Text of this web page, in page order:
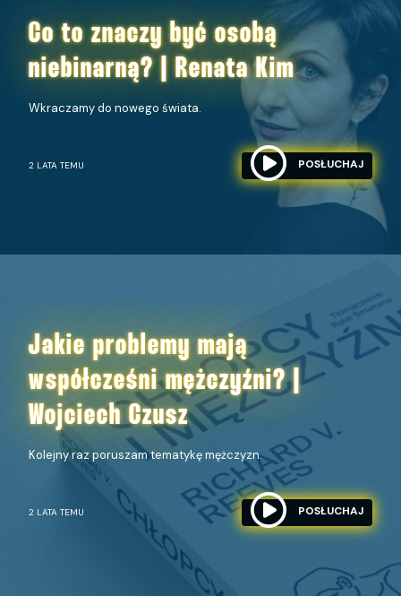
Co to znaczy być osobą
niebinarną? | Renata Kim
Wkraczamy do nowego świata.
2 LATA TEMU POSŁUCHAJ
Jakie problemy mają
współcześni mężczyźni? |
Wojciech Czusz
Kolejny raz poruszam tematykę mężczyzn.
2 LATA TEMU POSŁUCHAJ